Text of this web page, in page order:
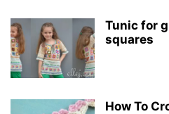
Tunic for
squares
How To